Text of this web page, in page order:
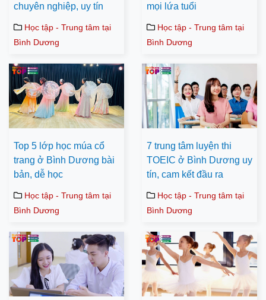
chuyên nghiệp, uy tín
Học tập - Trung tâm tại
Bình Dương
mọi lứa tuổi
Học tập - Trung tâm tại
Bình Dương
Top 5 lớp học múa cổ
trang ở Bình Dương bài
bản, dễ học
Học tập - Trung tâm tại
Bình Dương
7 trung tâm luyện thi
TOEIC ở Bình Dương uy
tín, cam kết đầu ra
Học tập - Trung tâm tại
Bình Dương